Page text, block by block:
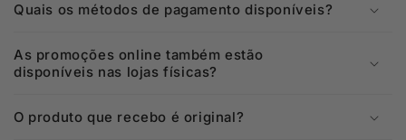
Quais os métodos de pagamento disponíveis?
As promoções online também estão
disponíveis nas lojas físicas?
O produto que recebo é original?